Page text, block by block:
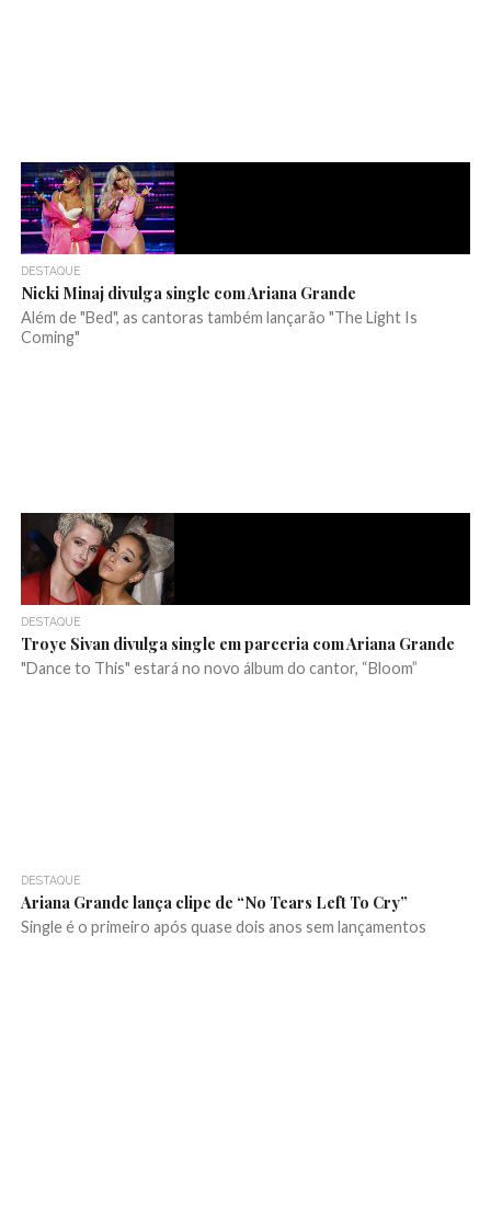
DESTAQUE
Nicki Minaj divulga single com Ariana Grande
Além de "Bed", as cantoras também lançarão "The Light Is
Coming"
DESTAQUE
Troye Sivan divulga single em parceria com Ariana Grande
"Dance to This" estará no novo álbum do cantor, “Bloom”
DESTAQUE
Ariana Grande lança clipe de “No Tears Left To Cry”
Single é o primeiro após quase dois anos sem lançamentos